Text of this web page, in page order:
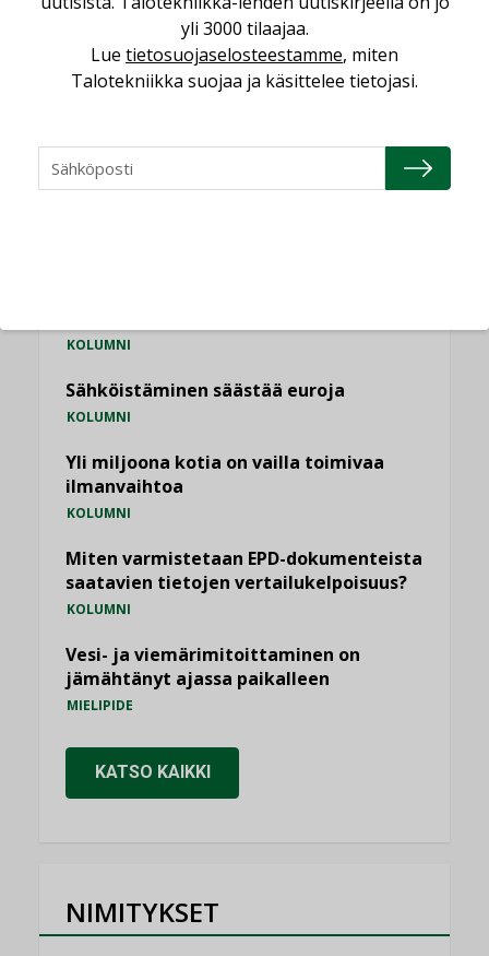
vakiinnuttavat asemansa taloyhtiöissä
LEHDEN ARTIKKELIT ,TILAAJILLE
KOLUMNI
Sähköistäminen säästää euroja
KOLUMNI
Yli miljoona kotia on vailla toimivaa
ilmanvaihtoa
KOLUMNI
Miten varmistetaan EPD-dokumenteista
saatavien tietojen vertailukelpoisuus?
KOLUMNI
Vesi- ja viemärimitoittaminen on
jämähtänyt ajassa paikalleen
MIELIPIDE
KATSO KAIKKI
NIMITYKSET
yli 3000 tilaajaa.
Lue tietosuojaselosteestamme, miten
Talotekniikka suojaa ja käsittelee tietojasi.